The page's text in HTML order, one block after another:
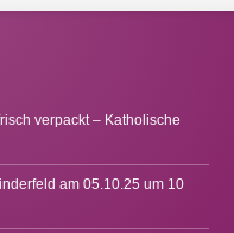
verpackt – Katholische
am 05.10.25 um 10